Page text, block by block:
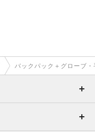
バックパック＋グローブ・